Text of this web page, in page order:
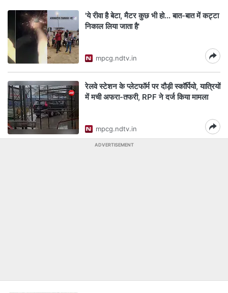
'ये रीवा है बेटा, मैटर कुछ भी हो... बात-बात में कट्टा
निकाल लिया जाता है'
mpcg.ndtv.in
रेलवे स्टेशन के प्लेटफॉर्म पर दौड़ी स्कॉर्पियो, यात्रियों
में मची अफरा-तफरी, RPF ने दर्ज किया मामला
mpcg.ndtv.in
ADVERTISEMENT